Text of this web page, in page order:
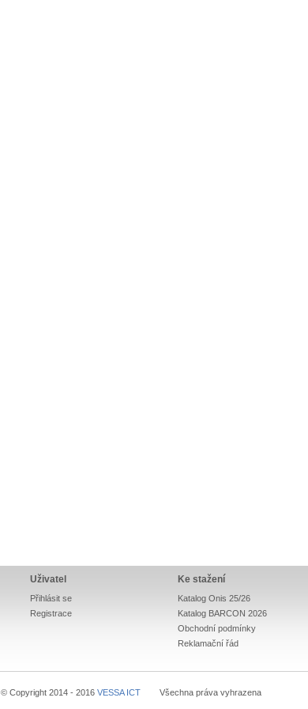
Uživatel
Přihlásit se
Registrace
Ke stažení
Katalog Onis 25/26
Katalog BARCON 2026
Obchodní podmínky
Reklamační řád
© Copyright 2014 - 2016 VESSA ICT Všechna práva vyhrazena